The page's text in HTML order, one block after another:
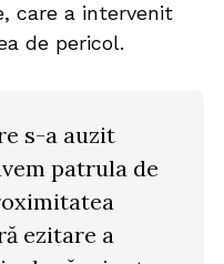
care a intervenit
de pericol.
s-a auzit
patrula de
ezitare a